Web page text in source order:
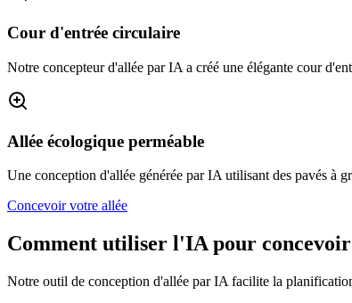
Cour d'entrée circulaire
Notre concepteur d'allée par IA a créé une élégante cour
Allée écologique perméable
Une conception d'allée générée par IA utilisant des pavés à
Concevoir votre allée
Comment utiliser l'IA pour concevoir
Notre outil de conception d'allée par IA facilite la